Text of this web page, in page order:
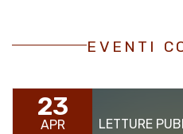
EVENTI
23
APR
LETTURE